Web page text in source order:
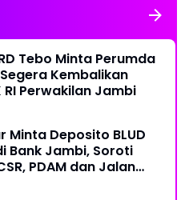
Tebo Minta Perumda
Kembalikan
RI Perwakilan Jambi
Minta Deposito BLUD
Bank Jambi, Soroti
PDAM dan Jalan